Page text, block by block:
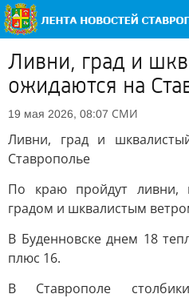
Ливни, град и
ожидаются на
19 мая 2026, 08:07 СМИ
Ливни, град и
Ставрополье
По краю пройдут ливни,
градом и шквалистым
В Буденновске днем 18
плюс 16.
В Ставрополе